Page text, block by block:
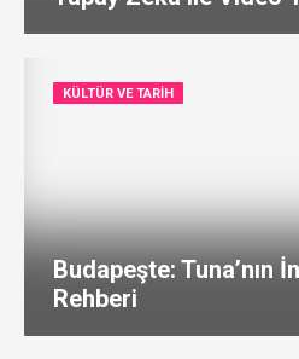
Budapeşte: Tuna’nın
Rehberi
KÜLTÜR VE TARIH